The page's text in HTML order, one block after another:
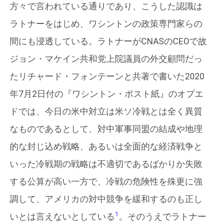
方々で言われている通りであり、こうした認識は
ラトナーをはじめ、ワシントンの政策専門家らの
間にも浸透している。ラトナーがCNASのCEOで故
ジョン・マケイン共和党上院議員の外交顧問だっ
たリチャード・フォンテーンと共著で書いた2020
年7月2日付の『ワシントン・ポスト紙』のオプエ
ドでは、今日の米中対立は米ソ冷戦とは全く異質
なものであるとして、対中軍事同盟の結成や地理
的な封じ込め戦略、あるいは全面的な経済戦争と
いった冷戦期の戦略は不適切であるばかりか失敗
する公算が高い一方で、冷戦の危険性を殊更に強
調して、アメリカの対中競争を緩和するのも正し
いとは言えないとしている1 。そのうえでラトナー